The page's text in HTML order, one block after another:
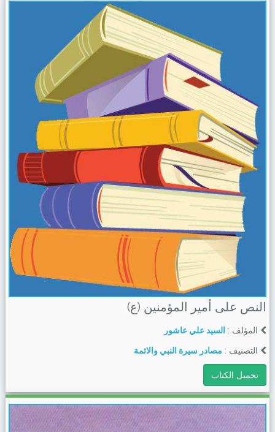
النص على أمير المؤمنين (ع)
المؤلف : السيد علي عاشور
التصنيف : مصادر سيرة النبي والائمة
تحميل الكتاب